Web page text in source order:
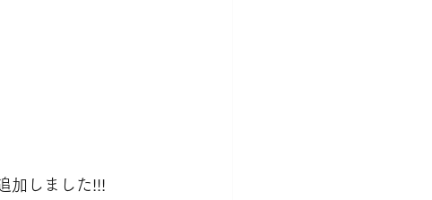
加しました!!!